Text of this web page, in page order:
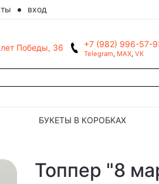
вход
Победы, 36 +7 (982) 996-57-
Telegram, MAX, VK
БУКЕТЫ В КОРОБКАХ
Топпер "8